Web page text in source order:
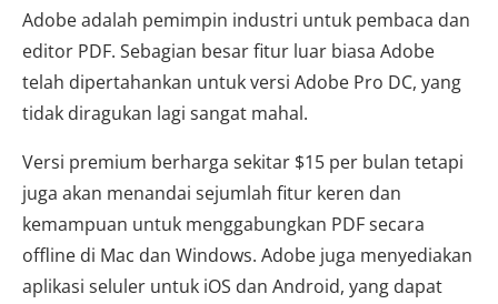
Adobe adalah pemimpin industri untuk pembaca dan
editor PDF. Sebagian besar fitur luar biasa Adobe
telah dipertahankan untuk versi Adobe Pro DC, yang
tidak diragukan lagi sangat mahal.
Versi premium berharga sekitar $15 per bulan tetapi
juga akan menandai sejumlah fitur keren dan
kemampuan untuk menggabungkan PDF secara
offline di Mac dan Windows. Adobe juga menyediakan
aplikasi seluler untuk iOS dan Android, yang dapat